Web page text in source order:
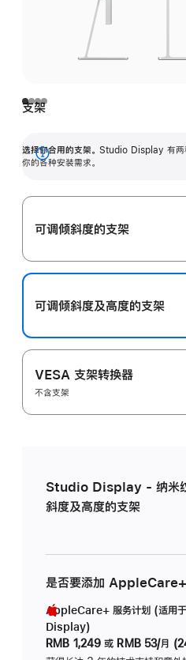
支架
选择你合用的支架。 Studio Display 有两
你的各种安装需求。
展
可调倾斜度的支架
可调倾斜度及高‍度的支‍架
VESA 支架转换器
不含支架
Studio Display - 纳米
斜度及高度的支架
是否要添加 AppleCare+
AppleCare+ 服务计划 (适用
Display)
RMB 1,249 或 RMB 53/月